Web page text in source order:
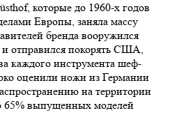
которые до 1960-х годов
Европы, заняла массу
бренда вооружился
отправился покорять США,
каждого инструмента шеф-
оценили ножи из Германии
на территории
выпущенных моделей